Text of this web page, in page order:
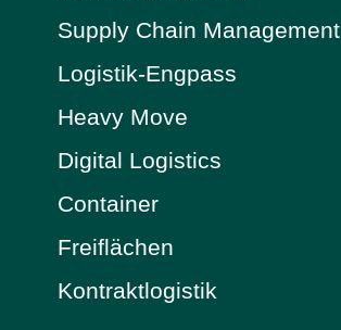
Supply Chain Management
Logistik-Engpass
Heavy Move
Digital Logistics
Container
Freiflächen
Kontraktlogistik